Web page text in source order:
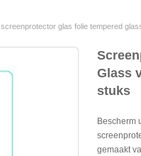
screenprotector glas folie tempered
Glass
stuks
Bescherm
gemaakt